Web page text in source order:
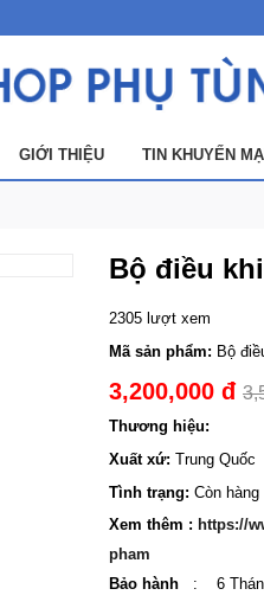
GIỚI THIỆU TIN KHUYẾN MẠI
Bộ điều
2305 lượt xem
Mã sản phẩm: Bộ
3,200,000 đ
Thương hiệu:
Xuất xứ: Trung Quốc
Tình trạng: Còn hàng
Xem thêm : https://
pham
Bảo hành : 6